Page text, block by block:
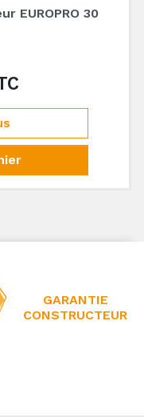
EUROPRO 30
GARANTIE
CONSTRUCTEUR